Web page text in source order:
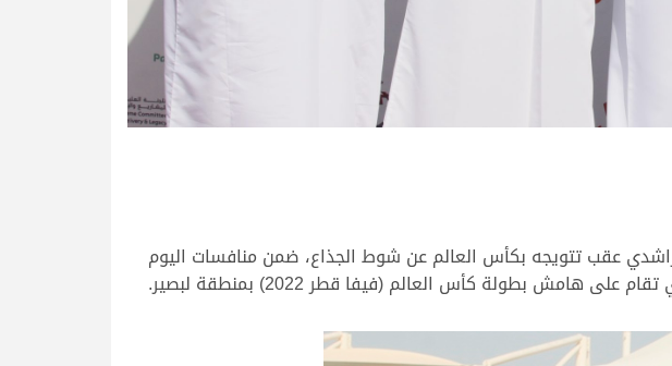
عقب تتويجه بكأس العالم عن شوط الجذاع، ضمن منافسات اليوم